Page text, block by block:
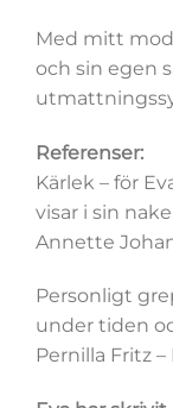
Med mitt
och sin egen
Referenser:
Kärlek – för
visar i sin
Annette
Personligt
under tiden
Pernilla Fritz –